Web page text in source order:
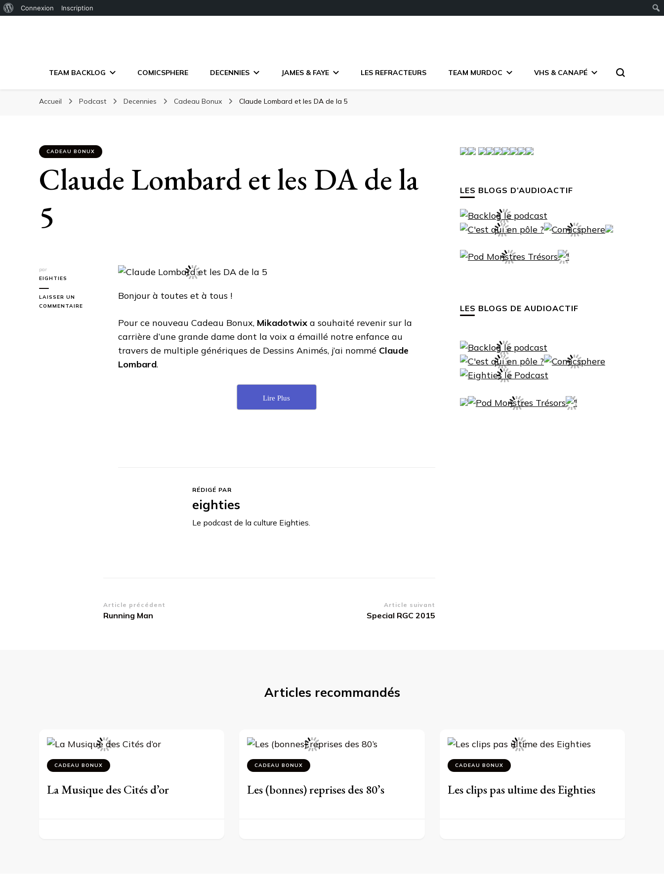
Connexion Inscription
TEAM BACKLOG COMICSPHERE DECENNIES JAMES & FAYE LES REFRACTEURS TEAM MURDOC VHS & CANAPÉ
Accueil Podcast Decennies Cadeau Bonux Claude Lombard et les DA de la 5
CADEAU BONUX
Claude Lombard et les DA de la
5
par
EIGHTIES
LAISSER UN
COMMENTAIRE
Bonjour à toutes et à tous !
Pour ce nouveau Cadeau Bonux, Mikadotwix a souhaité revenir sur la
carrière d’une grande dame dont la voix a émaillé notre enfance au
travers de multiple génériques de Dessins Animés, j’ai nommé Claude
Lombard.
Lire Plus
RÉDIGÉ PAR
eighties
Le podcast de la culture Eighties.
Navigation
d’article
Article précédent
Running Man
Article suivant
Special RGC 2015
LES BLOGS D’AUDIOACTIF
LES BLOGS DE AUDIOACTIF
Articles recommandés
CADEAU BONUX
La Musique des Cités d’or
CADEAU BONUX
Les (bonnes) reprises des 80’s
CADEAU BONUX
Les clips pas ultime des Eighties